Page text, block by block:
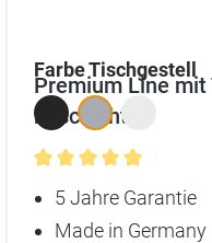
Farbe Tischgestell
Premium Line
beschichtet
Durchschnittliche
5 Jahre Garantie
Made in Germany